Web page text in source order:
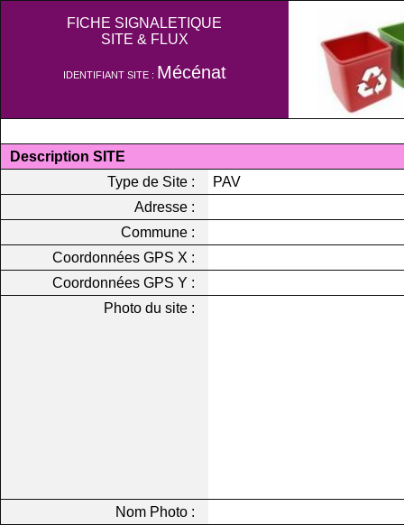
FICHE SIGNALETIQUE
SITE & FLUX
IDENTIFIANT SITE : Mécénat
Description SITE
Type de Site :
PAV
Adresse :
Commune :
Coordonnées GPS X :
Coordonnées GPS Y :
Photo du site :
Nom Photo :